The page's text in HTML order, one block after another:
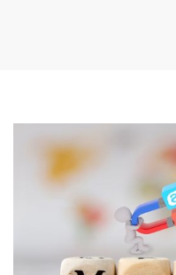
Penggunaan
Media
Sosial
dan